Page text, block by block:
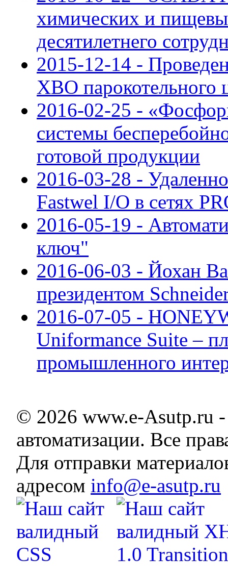
химических и
десятилетнего
2015-12-14 -
ХВО парокотельного
2016-02-25 -
системы
готовой продукции
2016-03-28 -
Fastwel I/O в сетях
2016-05-19 -
ключ"
2016-06-03 - Йохан
президентом
2016-07-05 -
Uniformance Suite –
промышленного
© 2026 www.e-Asutp.ru
автоматизации. Все
Для отправки
адресом info@e-asutp.ru